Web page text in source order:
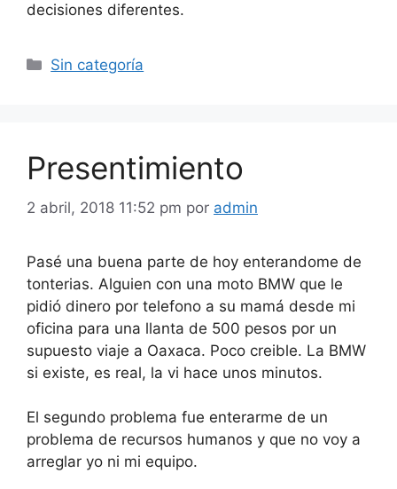
decisiones diferentes.
Categorías
Sin categoría
Presentimiento
2 abril, 2018 11:52 pm por admin
Pasé una buena parte de hoy enterandome de
tonterias. Alguien con una moto BMW que le
pidió dinero por telefono a su mamá desde mi
oficina para una llanta de 500 pesos por un
supuesto viaje a Oaxaca. Poco creible. La BMW
si existe, es real, la vi hace unos minutos.
El segundo problema fue enterarme de un
problema de recursos humanos y que no voy a
arreglar yo ni mi equipo.